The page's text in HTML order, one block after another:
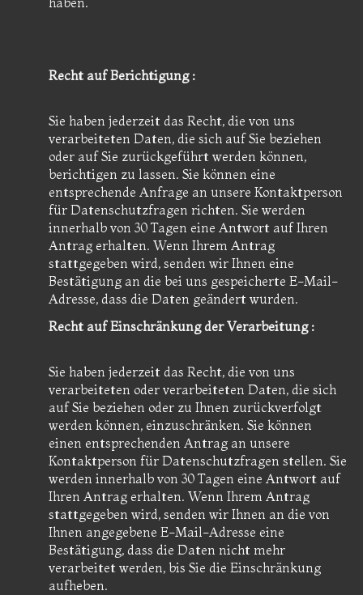
Recht auf Berichtigung :
Sie haben jederzeit das Recht, die von uns
verarbeiteten Daten, die sich auf Sie beziehen
oder auf Sie zurückgeführt werden können,
berichtigen zu lassen. Sie können eine
entsprechende Anfrage an unsere Kontaktperson
für Datenschutzfragen richten. Sie werden
innerhalb von 30 Tagen eine Antwort auf Ihren
Antrag erhalten. Wenn Ihrem Antrag
stattgegeben wird, senden wir Ihnen eine
Bestätigung an die bei uns gespeicherte E-Mail-
Adresse, dass die Daten geändert wurden.
Recht auf Einschränkung der Verarbeitung :
Sie haben jederzeit das Recht, die von uns
verarbeiteten oder verarbeiteten Daten, die sich
auf Sie beziehen oder zu Ihnen zurückverfolgt
werden können, einzuschränken. Sie können
einen entsprechenden Antrag an unsere
Kontaktperson für Datenschutzfragen stellen. Sie
werden innerhalb von 30 Tagen eine Antwort auf
Ihren Antrag erhalten. Wenn Ihrem Antrag
stattgegeben wird, senden wir Ihnen an die von
Ihnen angegebene E-Mail-Adresse eine
Bestätigung, dass die Daten nicht mehr
verarbeitet werden, bis Sie die Einschränkung
aufheben.